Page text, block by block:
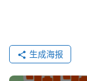
生成海报